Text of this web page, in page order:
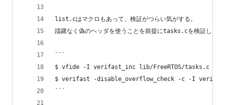
list.cはマクロもあって、検証がつらい気がする。
躊躇なく偽のヘッダを使うことを前提にtasks.cを検証してみ
```
$ vfide -I verifast_inc lib/FreeRTOS/tasks.c
$ verifast -disable_overflow_check -c -I
```